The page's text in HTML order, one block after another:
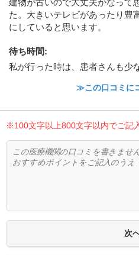
た。大きいテレビがあったり豊
にしていると思います。
待ち時間:
私が行った時は、患者さんも少
≫この口コミに
※100文字以上800文字以内でご記